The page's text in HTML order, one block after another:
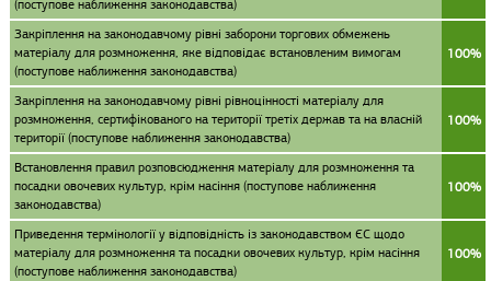
(поступове наближення законодавства)
Закріплення на законодавчому рівні заборони торгових обмежень
матеріалу для розмноження, яке відповідає встановленим вимогам
(поступове наближення законодавства)
100%
Закріплення на законодавчому рівні рівноцінності матеріалу для
розмноження, сертифікованого на території третіх держав та на власній
території (поступове наближення законодавства)
100%
Встановлення правил розповсюдження матеріалу для розмноження та
посадки овочевих культур, крім насіння (поступове наближення
законодавства)
100%
Приведення термінології у відповідність із законодавством ЄС щодо
матеріалу для розмноження та посадки овочевих культур, крім насіння
(поступове наближення законодавства)
100%